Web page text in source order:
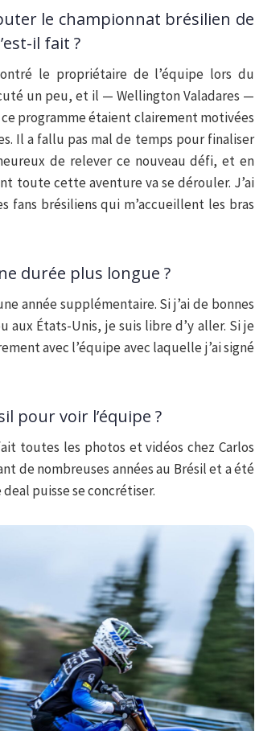
le championnat brésilien de
il fait ?
le propriétaire de l’équipe lors du
un peu, et il — Wellington Valadares —
ce programme étaient clairement motivées
Il a fallu pas mal de temps pour finaliser
de relever ce nouveau défi, et en
toute cette aventure va se dérouler. J’ai
fans brésiliens qui m’accueillent les bras
durée plus longue ?
année supplémentaire. Si j’ai de bonnes
aux États-Unis, je suis libre d’y aller. Si je
avec l’équipe avec laquelle j’ai signé
pour voir l’équipe ?
toutes les photos et vidéos chez Carlos
de nombreuses années au Brésil et a été
puisse se concrétiser.